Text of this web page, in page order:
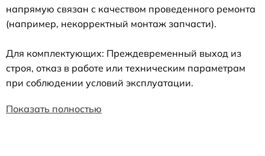
напрямую связан с качеством проведенного ремонта
(например, некорректный монтаж запчасти).
Для комплектующих: Преждевременный выход из
строя, отказ в работе или техническим параметрам
при соблюдении условий эксплуатации.
Показать полностью